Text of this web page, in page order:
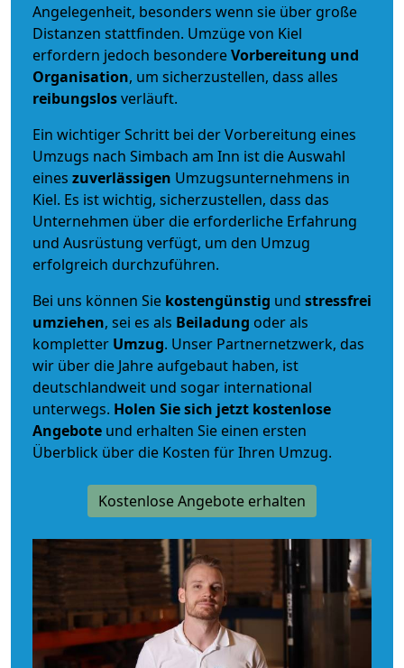
Angelegenheit, besonders wenn sie über große
Distanzen stattfinden. Umzüge von Kiel
erfordern jedoch besondereVorbereitung und
Organisation, um sicherzustellen, dass alles
reibungslosverläuft.
Ein wichtiger Schritt bei der Vorbereitung eines
Umzugs nach Simbach am Inn ist die Auswahl
eines zuverlässigen Umzugsunternehmens in
Kiel. Es ist wichtig, sicherzustellen, dass das
Unternehmen über die erforderliche Erfahrung
und Ausrüstung verfügt, um den Umzug
erfolgreich durchzuführen.
Bei uns können Sie kostengünstig und stressfrei
umziehen, sei es als Beiladung oder als
kompletter Umzug. Unser Partnernetzwerk, das
wir über die Jahre aufgebaut haben, ist
deutschlandweit und sogar international
unterwegs. Holen Sie sich jetzt kostenlose
Angebote und erhalten Sie einen ersten
Überblick über die Kosten für Ihren Umzug.
Kostenlose Angebote erhalten